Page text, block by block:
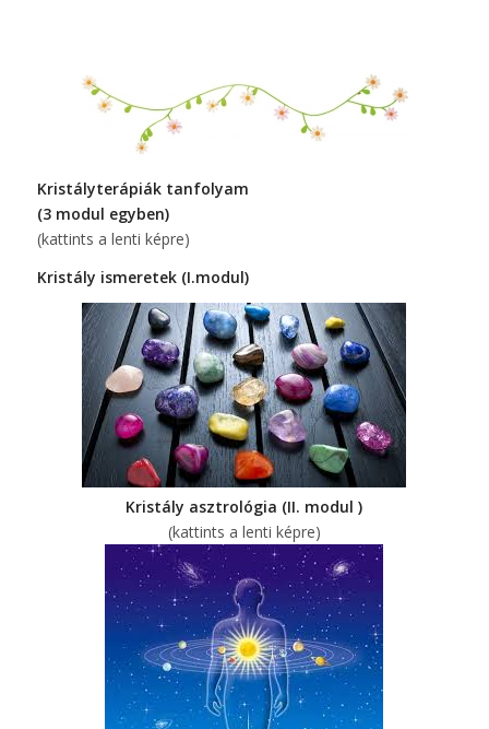
Kristályterápiák tanfolyam
(3 modul egyben)
(kattints a lenti képre)
Kristály ismeretek (I.modul)
Kristály asztrológia (II. modul )
(kattints a lenti képre)